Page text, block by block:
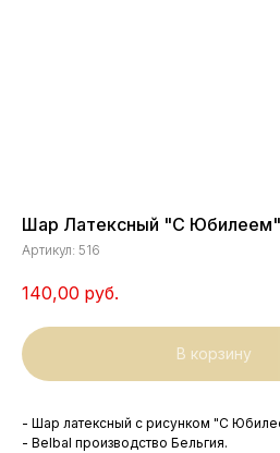
Шар Латексный "С
Артикул: 516
140,00 руб.
В корзину
- Шар латексный с рисунком "С
- Belbal производство Бельгия.